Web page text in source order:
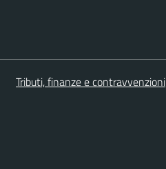
Tributi, finanze e contravvenzioni